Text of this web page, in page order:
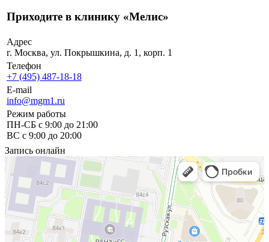
Приходите в клинику «Мелис»
Адрес
г. Москва, ул. Покрышкина, д. 1, корп. 1
Телефон
+7 (495) 487-18-18
E-mail
info@mgm1.ru
Режим работы
ПН-СБ с 9:00 до 21:00
ВС с 9:00 до 20:00
Запись онлайн